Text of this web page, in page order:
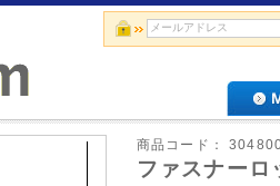
商品コード：
ファスナー